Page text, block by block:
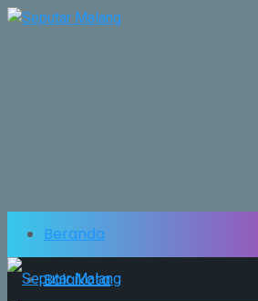
Beranda
Balaikota